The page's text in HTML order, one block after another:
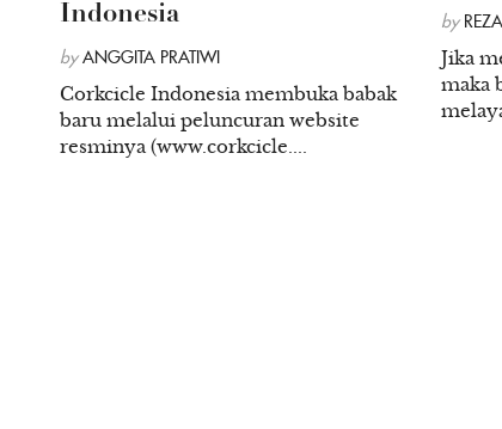
Indonesia
by ANGGITA PRATIWI
Corkcicle Indonesia membuka babak
baru melalui peluncuran website
resminya (www.corkcicle....
by
Jika
maka